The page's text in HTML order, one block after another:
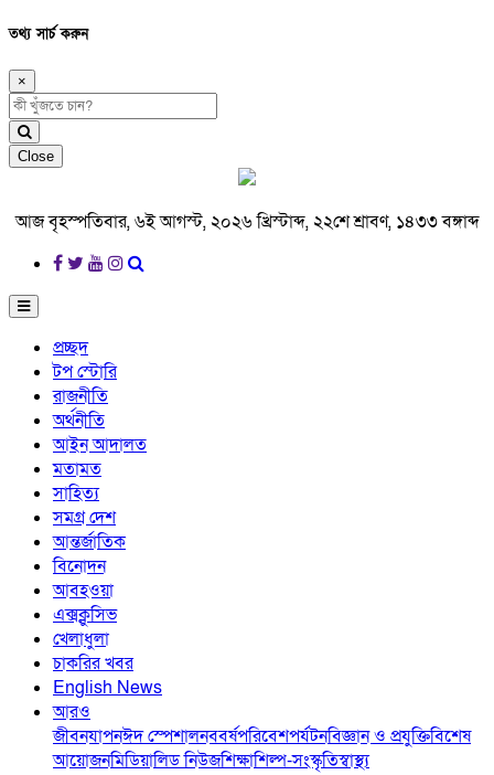
তথ্য সার্চ করুন
×
Close
আজ বৃহস্পতিবার, ৬ই আগস্ট, ২০২৬ খ্রিস্টাব্দ, ২২শে শ্রাবণ, ১৪৩৩ বঙ্গাব্দ
প্রচ্ছদ
টপ স্টোরি
রাজনীতি
অর্থনীতি
আইন আদালত
মতামত
সাহিত্য
সমগ্র দেশ
আন্তর্জাতিক
বিনোদন
আবহওয়া
এক্সক্লুসিভ
খেলাধুলা
চাকরির খবর
English News
আরও
জীবনযাপনঈদ স্পেশালনববর্ষপরিবেশপর্যটনবিজ্ঞান ও প্রযুক্তিবিশেষ
আয়োজনমিডিয়ালিড নিউজশিক্ষাশিল্প-সংস্কৃতিস্বাস্থ্য